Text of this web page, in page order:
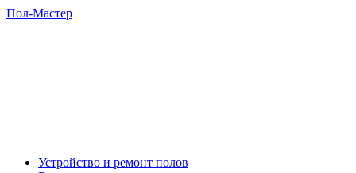
Пол-Мастер
Устройство и ремонт полов